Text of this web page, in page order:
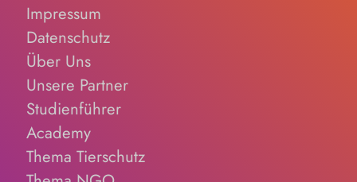
Impressum
Datenschutz
Über Uns
Unsere Partner
Studienführer
Academy
Thema Tierschutz